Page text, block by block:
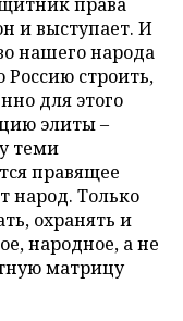
и выступает. И
нашего народа
Россию строить,
для этого
элиты –
теми
правящее
народ. Только
охранять и
народное, а не
матрицу